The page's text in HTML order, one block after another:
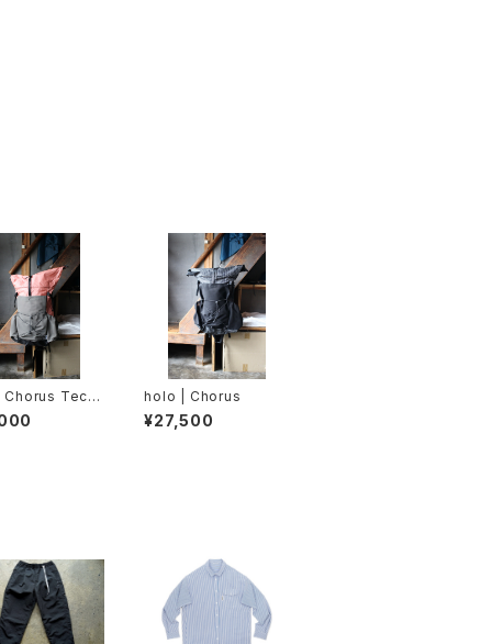
Tech
Steel ver.
holo | Chorus
¥27,500